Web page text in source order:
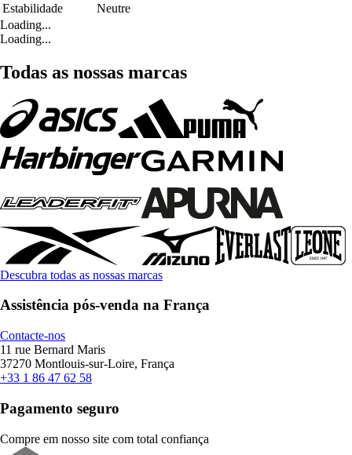
Estabilidade
Neutre
Loading...
Loading...
Todas as nossas marcas
Descubra todas as nossas marcas
Assistência pós-venda na França
Contacte-nos
11 rue Bernard Maris
37270 Montlouis-sur-Loire, França
+33 1 86 47 62 58
Pagamento seguro
Compre em nosso site com total confiança